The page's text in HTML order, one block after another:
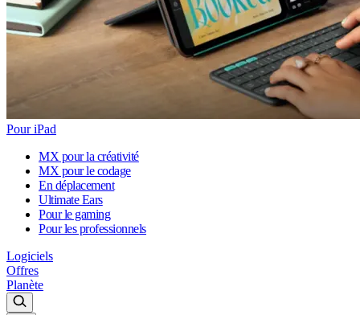
Pour iPad
MX pour la créativité
MX pour le codage
En déplacement
Ultimate Ears
Pour le gaming
Pour les professionnels
Logiciels
Offres
Planète